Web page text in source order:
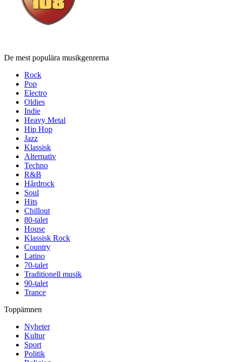
De mest populära musikgenrerna
Rock
Pop
Electro
Oldies
Indie
Heavy Metal
Hip Hop
Jazz
Klassisk
Alternativ
Techno
R&B
Hårdrock
Soul
Hits
Chillout
80-talet
House
Klassisk Rock
Country
Latino
70-talet
Traditionell musik
90-talet
Trance
Toppämnen
Nyheter
Kultur
Sport
Politik